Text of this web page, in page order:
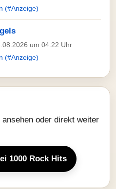
(#Anzeige)
um 04:22 Uhr
(#Anzeige)
ansehen oder direkt weiter
1000 Rock Hits